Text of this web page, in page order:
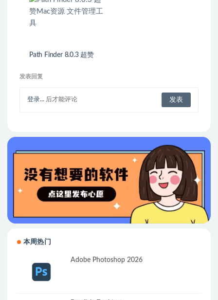
Path Finder 8.0.3 超赞
发表回复
登录... 后才能评论
本周热门
Adobe Photoshop 2026